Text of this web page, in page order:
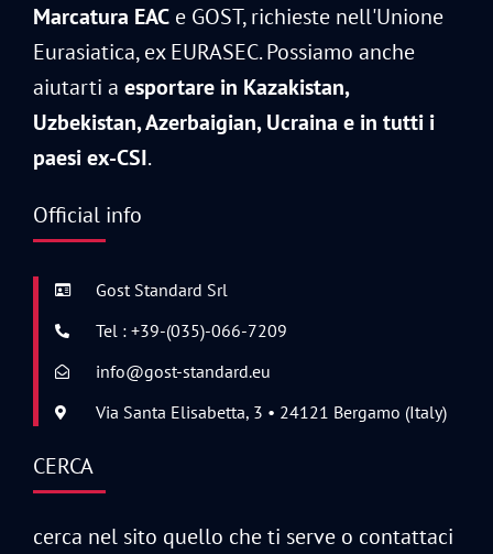
Marcatura EAC e GOST, richieste nell'Unione
Eurasiatica, ex EURASEC. Possiamo anche
aiutarti a esportare in Kazakistan,
Uzbekistan, Azerbaigian, Ucraina e in tutti i
paesi ex-CSI.
Official info
Gost Standard Srl
Tel : +39-(035)-066-7209
info@gost-standard.eu
Via Santa Elisabetta, 3 • 24121 Bergamo (Italy)
CERCA
cerca nel sito quello che ti serve o contattaci